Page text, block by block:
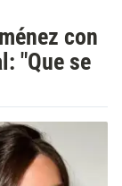
con
"Que se